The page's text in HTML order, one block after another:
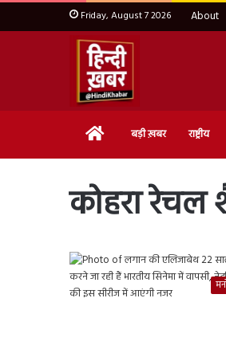
Friday, August 7 2026 About
Home बड़ी ख़बर राष्ट्रीय
कोहरा रेचल